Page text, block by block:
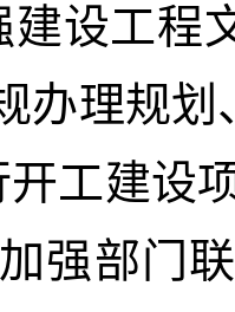
建设工程
办理规
工建设
强部门